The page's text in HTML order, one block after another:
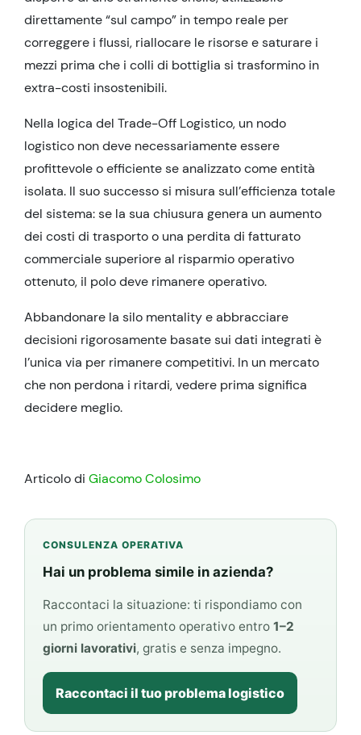
direttamente “sul campo” in tempo reale per
correggere i flussi, riallocare le risorse e saturare i
mezzi prima che i colli di bottiglia si trasformino in
extra-costi insostenibili.
Nella logica del Trade-Off Logistico, un nodo
logistico non deve necessariamente essere
profittevole o efficiente se analizzato come entità
isolata. Il suo successo si misura sull’efficienza totale
del sistema: se la sua chiusura genera un aumento
dei costi di trasporto o una perdita di fatturato
commerciale superiore al risparmio operativo
ottenuto, il polo deve rimanere operativo.
Abbandonare la silo mentality e abbracciare
decisioni rigorosamente basate sui dati integrati è
l’unica via per rimanere competitivi. In un mercato
che non perdona i ritardi, vedere prima significa
decidere meglio.
Articolo di Giacomo Colosimo
CONSULENZA OPERATIVA
Hai un problema simile in azienda?
Raccontaci la situazione: ti rispondiamo con
un primo orientamento operativo entro1–2
giorni lavorativi, gratis e senza impegno.
Raccontaci il tuo problema logistico